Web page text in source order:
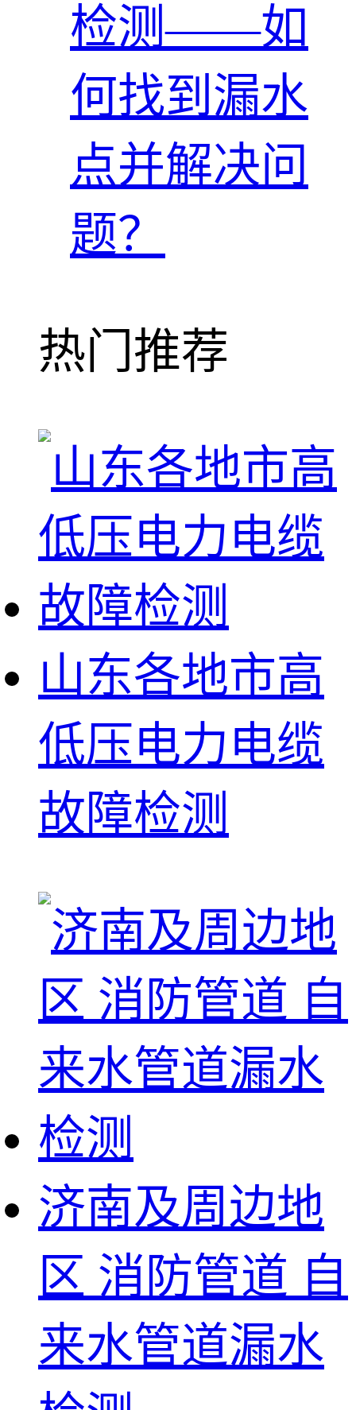
检测——如
何找到漏水
点并解决问
题？
热门推荐
山东各地市高
低压电力电缆
故障检测
济南及周边地
区 消防管道 自
来水管道漏水